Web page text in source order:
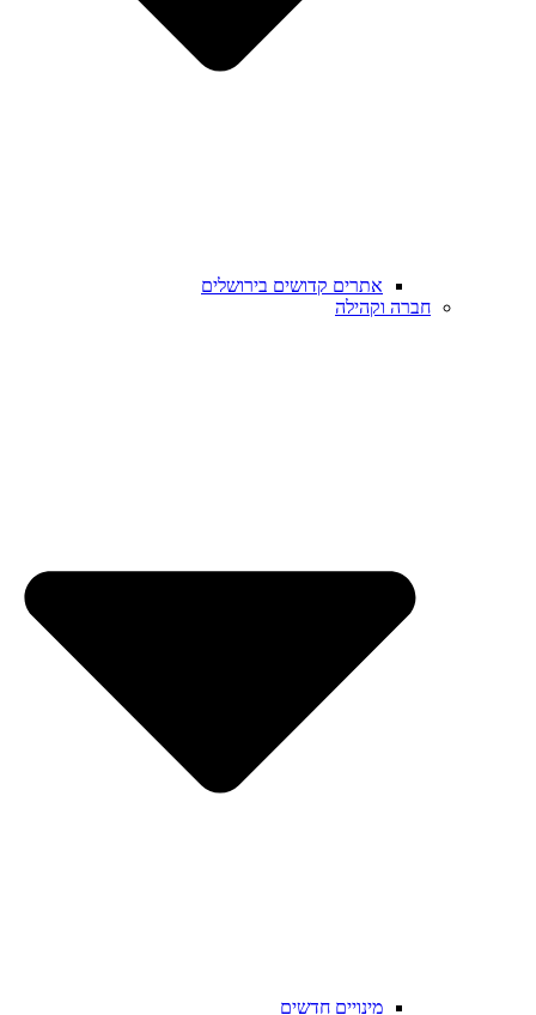
אתרים קדושים בירושלים
חברה וקהילה
מינויים חדשים